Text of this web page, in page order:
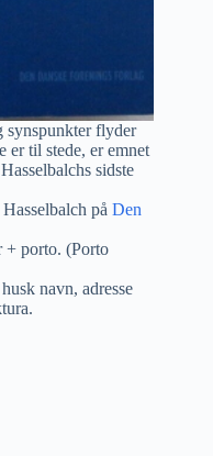
synspunkter flyder
til stede, er emnet
sidste
på Den
+ porto. (Porto
navn, adresse